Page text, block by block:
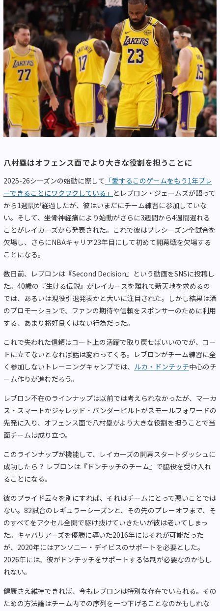
八村塁はオフェンス面でより大きな役割を担うことに
2025-26シーズンの始動に際して 「愛するこのゲームをもう1年プレ
ーできることにワクワクしている」 とレブロン・ジェームズが語って
から1週間が経過したが、彼はいまだにチーム練習に参加していな
い。そして、坐骨神経痛により始動がさらに3週間から4週間遅れる
ことがレイカーズから発表された。これで彼はプレシーズン全試合を
欠場し、さらにNBAキャリア23年目にして初めて開幕戦を欠場する
ことになる。
数日前、レブロンは『Second Decision』という動画をSNSに投稿し
た。40歳の『生ける伝説』がレイカーズを離れて新天地を求めるの
では、あるいは現役引退発表かと大いに注目された。しかし結果は酒
のプロモーションで、ファンの期待や信頼をスポンサーのために利用
する、あまり格好良くはない行為だった。
これで失われた信頼はコート上の活躍で取り戻せばいいのでが、コー
トに立てないとなれば話は変わってくる。レブロンがチーム練習に全
く参加しないトレーニングキャンプでは、 ルカ・ドンチッチ中心のチ
ーム作りが進むだろう。
レブロン不在のラインナップは以前では考えられなかったが、マーカ
ス・スマートかジャレッド・バンダービルトがスモールフォワードの
先発に入り、オフェンス面で八村塁がより大きな役割を担うことで当
面チームは成り立つ。
このラインナップが機能して、レイカーズの開幕スタートダッシュに
成功したら？ レブロンは『ドンチッチのチーム』で脇役を受け入れ
ることになる。
彼のプライド云々を別にすれば、それはチームにとって悪いことでは
ない。82試合のレギュラーシーズンと、その先のプレーオフまで、そ
のすべてをアクセル全開で駆け抜けていきたいが彼は老いてしまっ
た。キャバリアーズを優勝に導いた2016年にはそれが可能だった
が、2020年にはアンソニー・デイビスのサポートを必要とした。
2026年には、彼がドンチッチをサポートする体制が必要なのかもし
れない。
健康さえ維持できれば、今もレブロンは特別な存在でいられる。その
ための方法論はチーム内での序列を一つ下げることなのかもしれな